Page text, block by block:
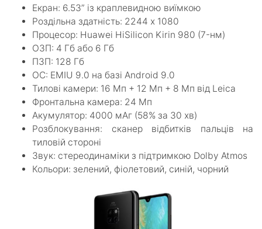
Екран: 6.53” із краплевидною виїмкою
Роздільна здатність: 2244 х 1080
Процесор: Huawei HiSilicon Kirin 980 (7-нм)
ОЗП: 4 Гб або 6 Гб
ПЗП: 128 Гб
ОС: EMIU 9.0 на базі Android 9.0
Тилові камери: 16 Мп + 12 Мп + 8 Мп від Leica
Фронтальна камера: 24 Мп
Акумулятор: 4000 мАг (58% за 30 хв)
Розблокування: сканер відбитків пальців на
тиловій стороні
Звук: стереодинаміки з підтримкою Dolby Atmos
Кольори: зелений, фіолетовий, синій, чорний